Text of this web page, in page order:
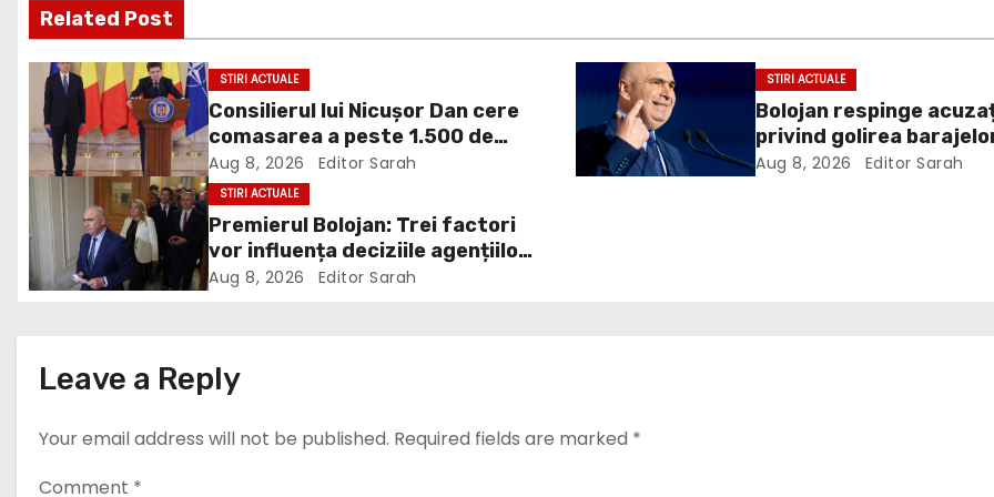
t
n
a
v
i
g
i
o
Related Post
STIRI ACTUALE
Consilierul lui Nicușor Dan cere
comasarea a peste 1.500 de
primării și reorganizarea
județelor: „Nu mai putem
funcționa”
Aug 8, 2026 Editor Sarah
STIRI ACTUALE
Bolojan respinge
privind golirea
renunțarea la cărbune:
Aug 8, 2026 Editor Sarah
STIRI ACTUALE
Premierul Bolojan: Trei factori
vor influența deciziile agențiilor
de rating privind România
Aug 8, 2026 Editor Sarah
Leave a Reply
Your email address will not be published. Required fields are marked *
Comment *